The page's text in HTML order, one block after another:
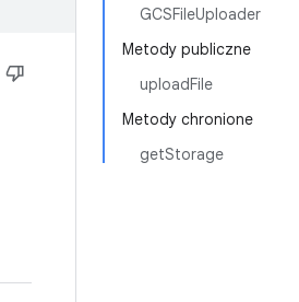
GCSFileUploader
Metody publiczne
uploadFile
Metody chronione
getStorage